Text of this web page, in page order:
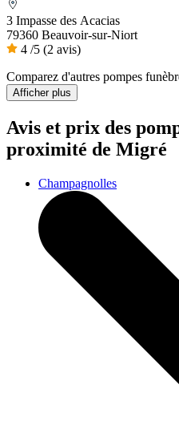
3 Impasse des Acacias
79360 Beauvoir-sur-Niort
4 /5 (2 avis)
Comparez d'autres pompes
Afficher plus
Avis et prix des
proximité de Migré
Champagnolles